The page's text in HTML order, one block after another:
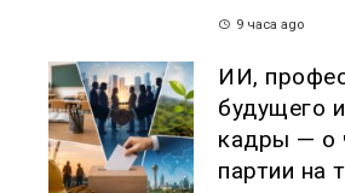
9 часа ago
ИИ,
будущего
кадры — о
партии на